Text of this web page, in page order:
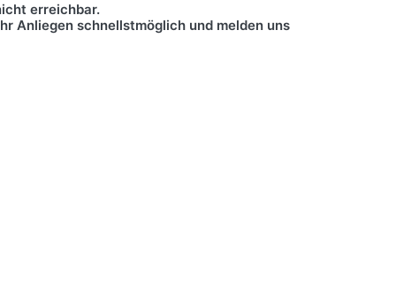
erreichbar.
Anliegen schnellstmöglich und melden uns